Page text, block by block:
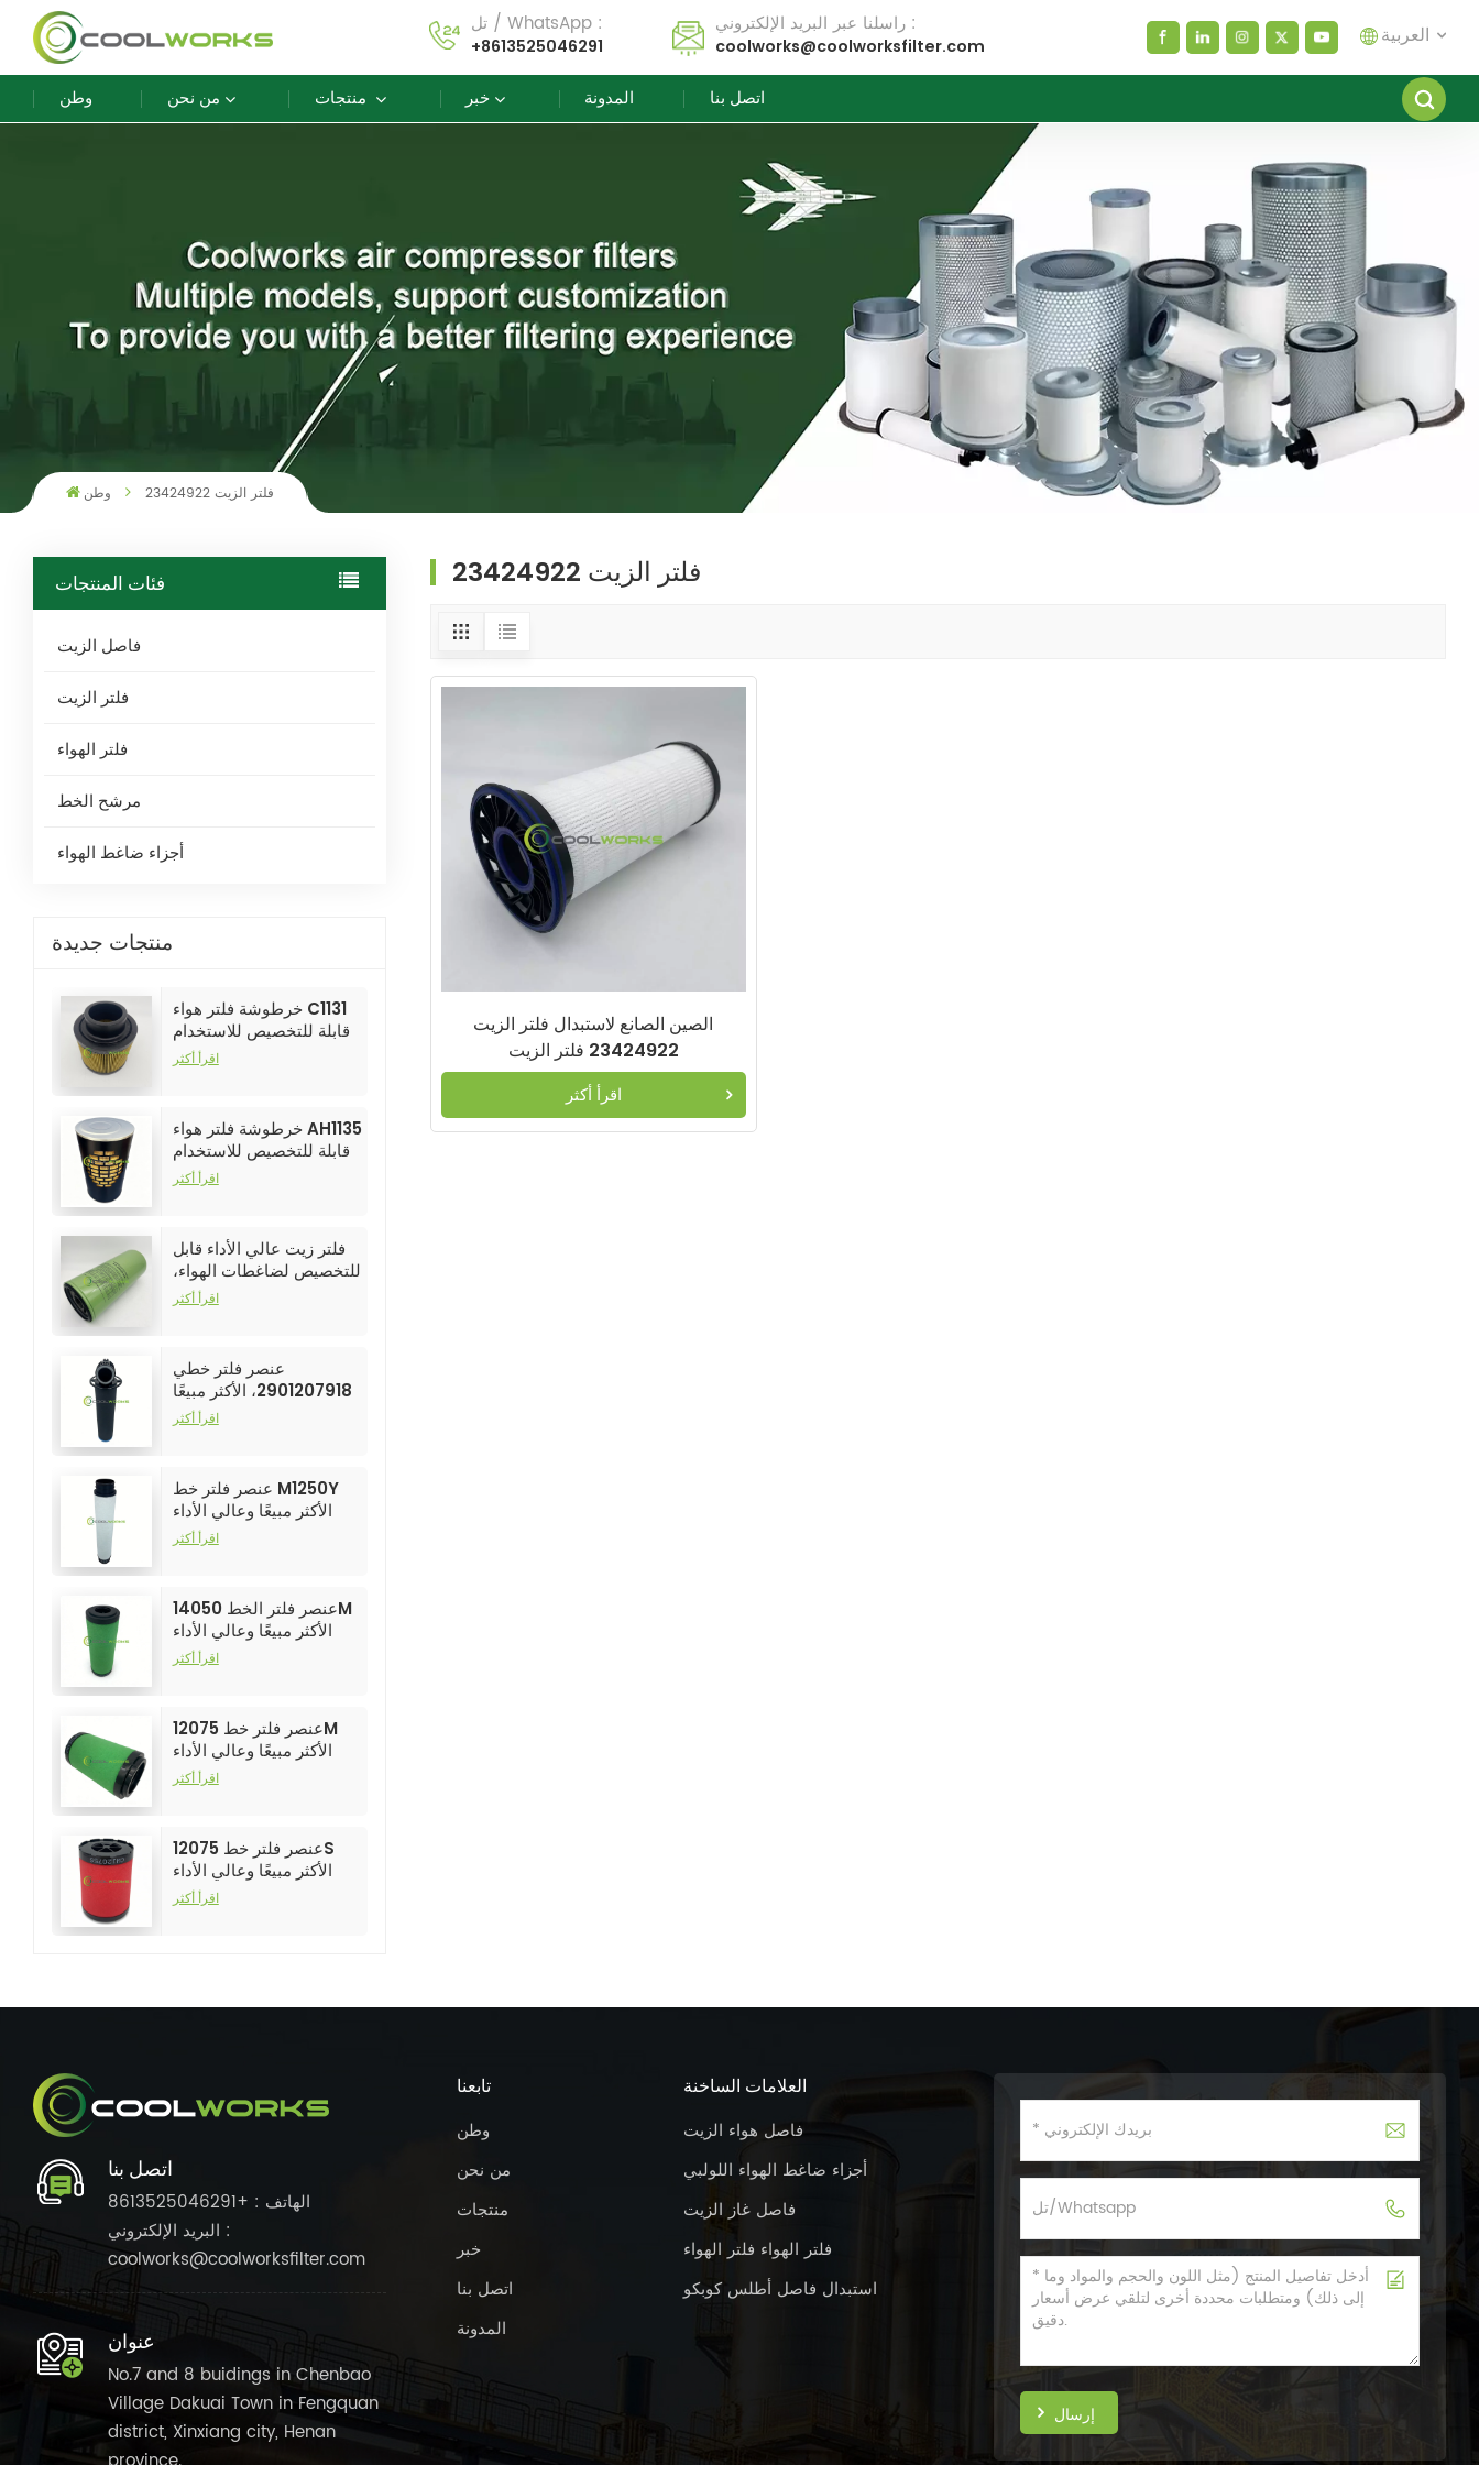
تل / WhatsApp :
+8613525046291
راسلنا عبر البريد الإلكتروني :
coolworks@coolworksfilter.com العربية
español
العربية
русский
Melayu
وطن من نحن خبر المدونة اتصل بنا
وطن فلتر الزيت 23424922
فئات المنتجات
فاصل الزيت
فلتر الزيت
فلتر الهواء
مرشح الخط
أجزاء ضاغط الهواء
منتجات جديدة
خرطوشة فلتر هواء C1131
قابلة للتخصيص للاستخدام
الصناعي في فلاتر ضواغط
اقرأ أكثر
خرطوشة فلتر هواء AH1135
قابلة للتخصيص للاستخدام
الصناعي في فلاتر ضواغط
اقرأ أكثر
فلتر زيت عالي الأداء قابل
للتخصيص لضاغطات الهواء،
اقرأ أكثر
عنصر فلتر خطي
2901207918، الأكثر مبيعًا
وعالي الأداء لفلاتر ضواغط
اقرأ أكثر
عنصر فلتر خط M1250Y
الأكثر مبيعًا وعالي الأداء
لفلاتر ضواغط الهواء
اقرأ أكثر
عنصر فلتر الخط 14050M
الأكثر مبيعًا وعالي الأداء
لفلاتر ضواغط الهواء
اقرأ أكثر
عنصر فلتر خط 12075M
الأكثر مبيعًا وعالي الأداء
لفلاتر ضواغط الهواء
اقرأ أكثر
عنصر فلتر خط 12075S
الأكثر مبيعًا وعالي الأداء
لفلاتر ضواغط الهواء
اقرأ أكثر
فلتر الزيت 23424922
الصين الصانع لاستبدال فلتر الزيت
23424922 فلتر الزيت
اقرأ أكثر
اتصل بنا
الهاتف : +8613525046291
البريد الإلكتروني :
coolworks@coolworksfilter.com
عنوان
No.7 and 8 buidings in Chenbao
Village Dakuai Town in Fengquan
district, Xinxiang city, Henan
تابعنا
وطن
من نحن
منتجات
خبر
اتصل بنا
المدونة
العلامات الساخنة
فاصل هواء الزيت
أجزاء ضاغط الهواء اللولبي
فاصل غاز الزيت
فلتر الهواء فلتر الهواء
استبدال فاصل أطلس كوبكو
إرسال